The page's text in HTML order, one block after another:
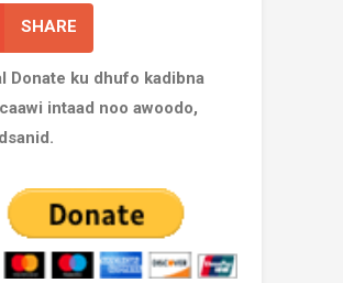
SHARE
Donate ku dhufo kadibna
intaad noo awoodo,